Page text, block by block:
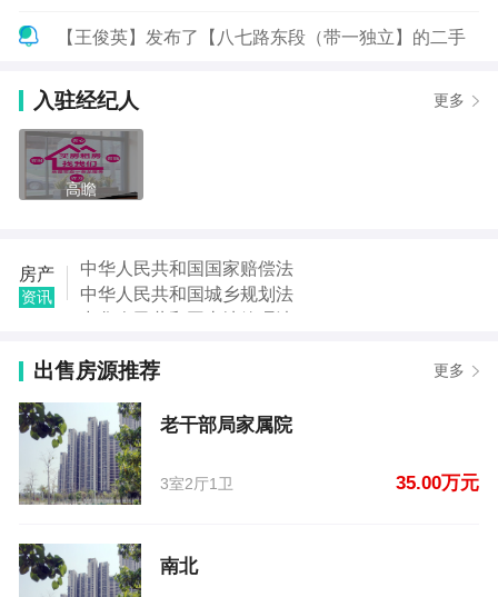
【王俊英】发布了【八七路东段（带一独立】的二手
【李女士】发布了【人民路南段】的二手房信息
【王彦彦】发布了【裕润家园】的租房信息
【chen】发布了【香港商业街东】的租房信息
【cm】发布了【长葛公务员小区】的租房信息
【周女士】发布了【建设路段房产局家属院】的租房
【张会娜】发布了【老干部局家属院】的二手房信息
【申东】发布了【南北】的二手房信息
入驻经纪人 更多
高瞻
房产
资讯
中华人民共和国国家赔偿法
中华人民共和国城乡规划法
中华人民共和国税收征收管理法
中华人民共和国契税法
中华人民共和国城市维护建设税法
出售房源推荐 更多
老干部局家属院
3室2厅1卫 35.00万元
南北